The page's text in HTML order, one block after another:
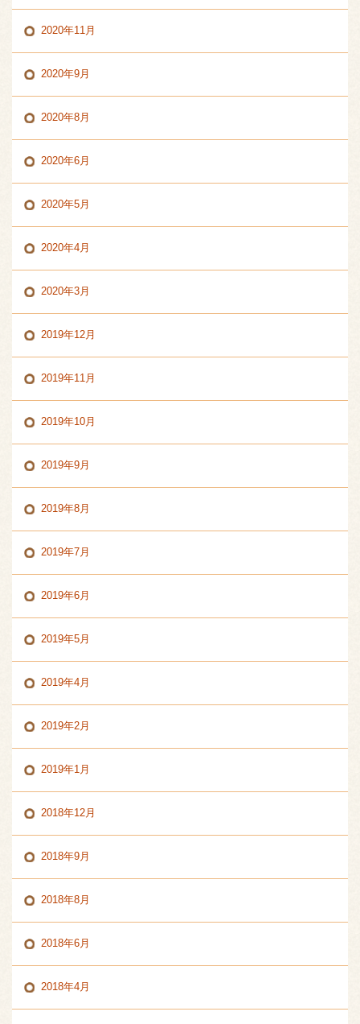
2020年11月
2020年9月
2020年8月
2020年6月
2020年5月
2020年4月
2020年3月
2019年12月
2019年11月
2019年10月
2019年9月
2019年8月
2019年7月
2019年6月
2019年5月
2019年4月
2019年2月
2019年1月
2018年12月
2018年9月
2018年8月
2018年6月
2018年4月